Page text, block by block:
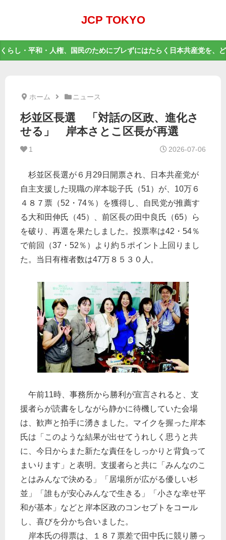
JCP TOKYO
くらし・平和・人権、国民のためにブレずにはたらく日本共産党を、
ホーム ニュース
杉並区長選 「対話の区政、進化さ
せる」 岸本さとこ区長が再選
1 2026-07-06
杉並区長選が６月29日開票され、日本共産党が
自主支援した現職の岸本聡子氏（51）が、10万６
４８７票（52・74％）を獲得し、自民党が推薦す
る大和田伸氏（45）、前区長の田中良氏（65）ら
を破り、再選を果たしました。投票率は42・54％
で前回（37・52％）より約５ポイント上回りまし
た。当日有権者数は47万８５３０人。
午前11時、事務所から勝利が宣言されると、支
援者らが読書をしながら静かに待機していた会場
は、歓声と拍手に湧きました。マイクを握った岸本
氏は「このような結果が出せてうれしく思うと共
に、今日からまた新たな責任をしっかりと背負って
まいります」と表明。支援者らと共に「みんなのこ
とはみんなで決める」「居場所が広がる優しい杉
並」「誰もが安心みんなで生きる」「小さな幸せ平
和が基本」などと岸本区政のコンセプトをコール
し、喜びを分かち合いました。
岸本氏の得票は、１８７票差で田中氏に競り勝っ